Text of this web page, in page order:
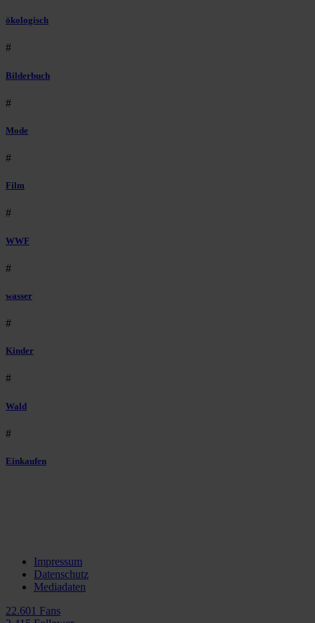
ökologisch
#
Bilderbuch
#
Mode
#
Film
#
WWF
#
wasser
#
Kinder
#
Wald
#
Einkaufen
Impressum
Datenschutz
Mediadaten
22.601 Fans